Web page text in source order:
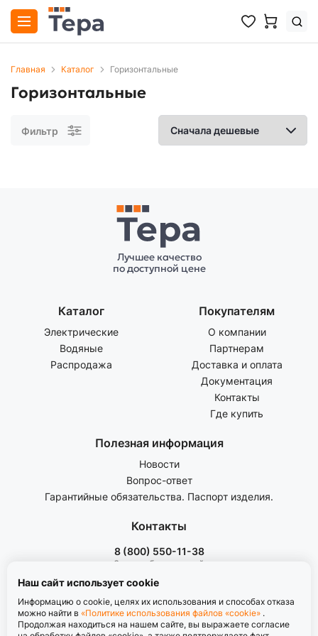
Главная Каталог Горизонтальные
Горизонтальные
Фильтр
Лучшее качество
по доступной цене
Каталог
Электрические
Водяные
Распродажа
Покупателям
О компании
Партнерам
Доставка и оплата
Документация
Контакты
Где купить
Полезная информация
Новости
Вопрос-ответ
Гарантийные обязательства. Паспорт изделия.
Контакты
8 (800) 550-11-38
Звонок бесплатный
пн-пт с 8.00 до 17.00
Наш сайт использует cookie
Информацию о cookie, целях их использования и способах отказа
можно найти в «Политике использования файлов «cookie» .
Продолжая находиться на нашем сайте, вы выражаете согласие